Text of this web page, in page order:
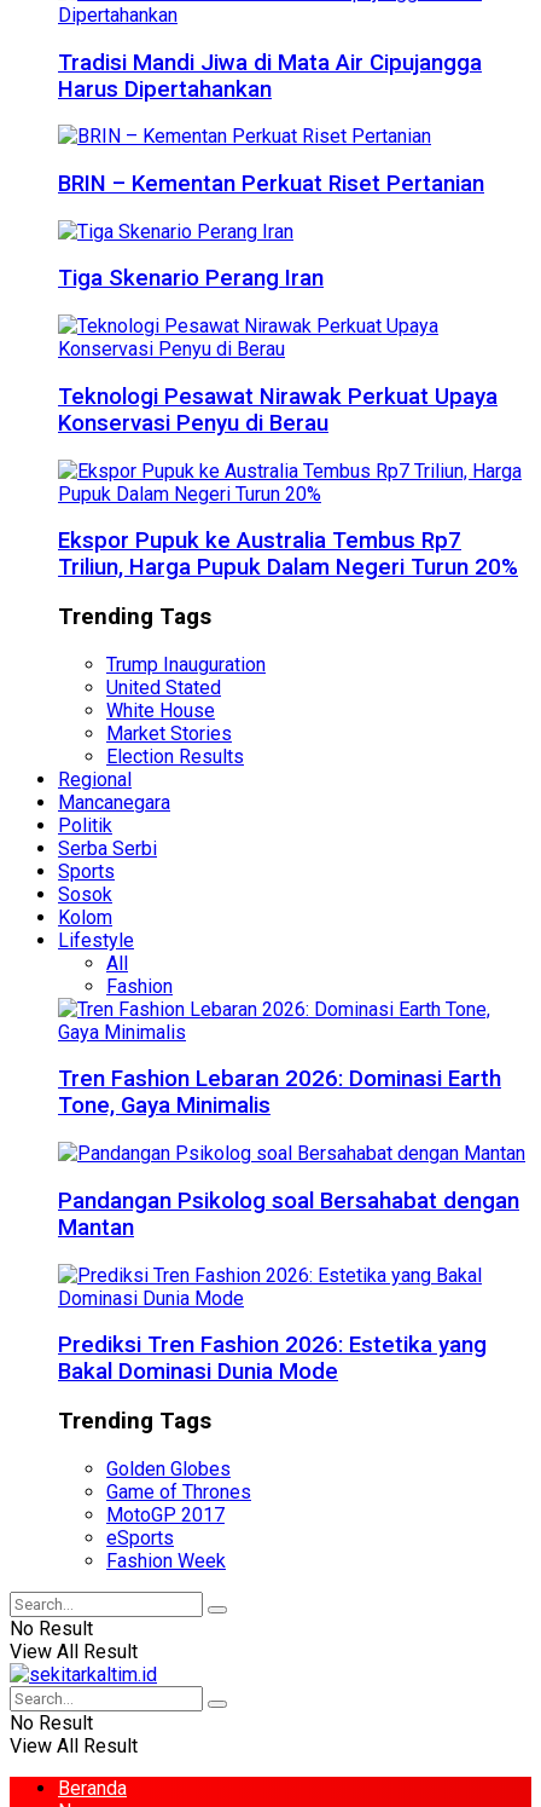
Tradisi Mandi Jiwa di Mata Air Cipujangga
Harus Dipertahankan
BRIN – Kementan Perkuat Riset Pertanian
Tiga Skenario Perang Iran
Teknologi Pesawat Nirawak Perkuat Upaya
Konservasi Penyu di Berau
Ekspor Pupuk ke Australia Tembus Rp7
Triliun, Harga Pupuk Dalam Negeri Turun 20%
Trending Tags
Trump Inauguration
United Stated
White House
Market Stories
Election Results
Regional
Mancanegara
Politik
Serba Serbi
Sports
Sosok
Kolom
Lifestyle
All
Fashion
Tren Fashion Lebaran 2026: Dominasi Earth
Tone, Gaya Minimalis
Pandangan Psikolog soal Bersahabat dengan
Mantan
Prediksi Tren Fashion 2026: Estetika yang
Bakal Dominasi Dunia Mode
Trending Tags
Golden Globes
Game of Thrones
MotoGP 2017
eSports
Fashion Week
No Result
View All Result
No Result
View All Result
Beranda